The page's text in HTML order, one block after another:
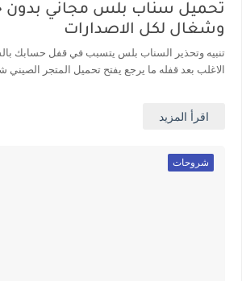
تحميل سناب بلس مجاني بدون
وشغال لكل الاصدارات
تنبيه وتحذير السناب بلس يتسبب في قفل حسابك
الاغلب بعد قفله ما يرجع يفتح تحميل المتجر
اقرأ المزيد
شروحات